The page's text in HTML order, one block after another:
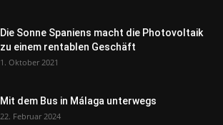
Die Sonne Spaniens macht die Photovoltaik
zu einem rentablen Geschäft
1. Oktober 2021
Mit dem Bus in Málaga unterwegs
22. Februar 2024